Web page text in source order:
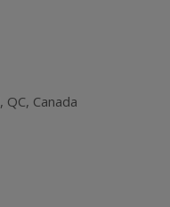
, QC, Canada